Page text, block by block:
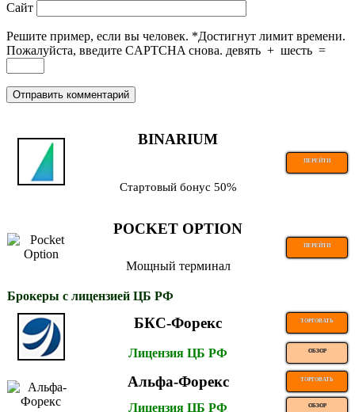
Сайт
Решите пример, если вы человек. *Достигнут лимит времени.
Пожалуйста, введите CAPTCHA снова. девять + шесть =
BINARIUM
ПЕРЕЙТИ
Стартовый бонус 50%
POCKET OPTION
ПЕРЕЙТИ
Мощный терминал
Брокеры с лицензией ЦБ РФ
БКС-Форекс ТОРГОВАТЬ
Лицензия ЦБ РФ ОБЗОР
Альфа-Форекс ТОРГОВАТЬ
Лицензия ЦБ РФ ОБЗОР